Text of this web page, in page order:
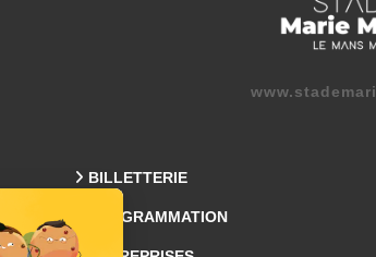
BILLETTERIE
PROGRAMMATION